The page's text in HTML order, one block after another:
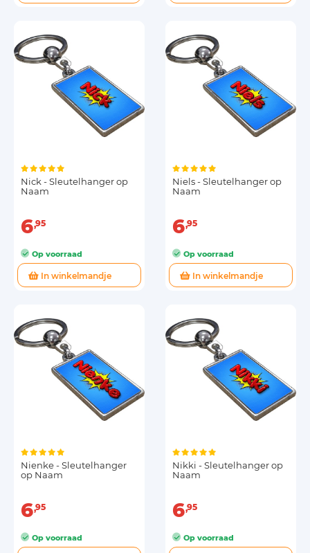
Nick - Sleutelhanger op
Naam
6 95
Op voorraad
In winkelmandje
Niels - Sleutelhanger op
Naam
6 95
Op voorraad
In winkelmandje
Nienke - Sleutelhanger
op Naam
6 95
Op voorraad
Nikki - Sleutelhanger op
Naam
6 95
Op voorraad